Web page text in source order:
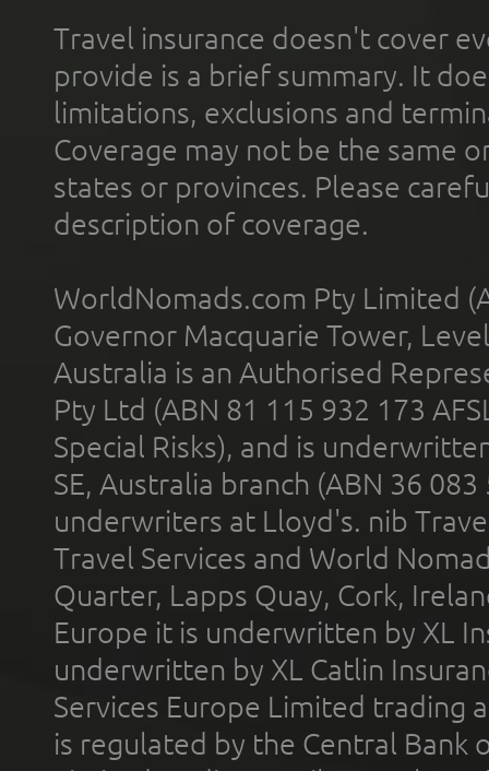
Travel insurance doesn't cover
provide is a brief summary. It
limitations, exclusions and
Coverage may not be the same
states or provinces. Please
description of coverage.
WorldNomads.com Pty Limited
Governor Macquarie Tower,
Australia is an Authorised
Pty Ltd (ABN 81 115 932 173
Special Risks), and is
SE, Australia branch (ABN 36
underwriters at Lloyd's. nib
Travel Services and World
Quarter, Lapps Quay, Cork,
Europe it is underwritten by XL
underwritten by XL Catlin
Services Europe Limited trading
is regulated by the Central Bank